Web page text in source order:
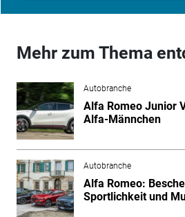
Mehr zum Thema
Autobranche
Alfa Romeo Junior
Alfa-Männchen
Autobranche
Alfa Romeo:
Sportlichkeit und